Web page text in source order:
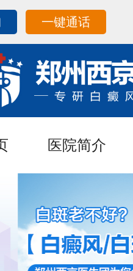
一键通话
医院简介